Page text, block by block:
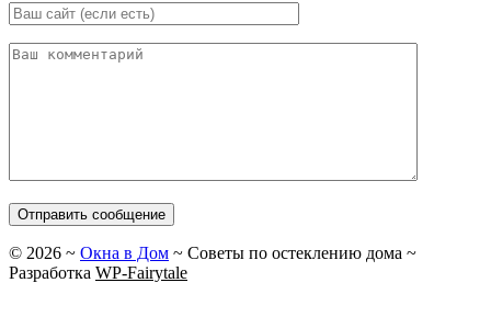
© 2026 ~ Окна в Дом ~ Советы по остеклению дома ~
Разработка WP-Fairytale